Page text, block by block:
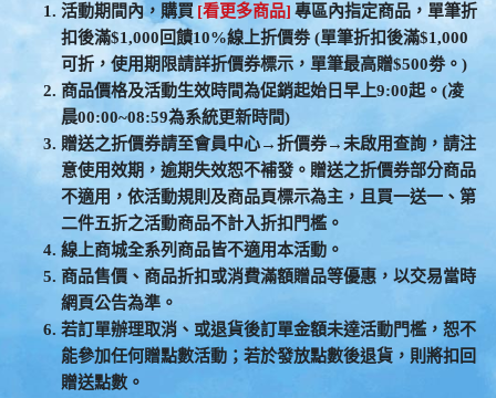
活動期間內，購買 [看更多商品] 專區內指定商品，單筆折
扣後滿$1,000回饋10%線上折價劵 (單筆折扣後滿$1,000
可折，使用期限請詳折價券標示，單筆最高贈$500劵。)
商品價格及活動生效時間為促銷起始日早上9:00起。(凌
晨00:00~08:59為系統更新時間)
贈送之折價券請至會員中心→折價券→未啟用查詢，請注
意使用效期，逾期失效恕不補發。贈送之折價券部分商品
不適用，依活動規則及商品頁標示為主，且買一送一、第
二件五折之活動商品不計入折扣門檻。
線上商城全系列商品皆不適用本活動。
商品售價、商品折扣或消費滿額贈品等優惠，以交易當時
網頁公告為準。
若訂單辦理取消、或退貨後訂單金額未達活動門檻，恕不
能參加任何贈點數活動；若於發放點數後退貨，則將扣回
贈送點數。